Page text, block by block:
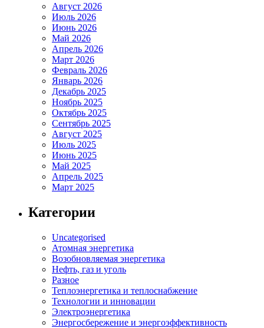
Август 2026
Июль 2026
Июнь 2026
Май 2026
Апрель 2026
Март 2026
Февраль 2026
Январь 2026
Декабрь 2025
Ноябрь 2025
Октябрь 2025
Сентябрь 2025
Август 2025
Июль 2025
Июнь 2025
Май 2025
Апрель 2025
Март 2025
Категории
Uncategorised
Атомная энергетика
Возобновляемая энергетика
Нефть, газ и уголь
Разное
Теплоэнергетика и теплоснабжение
Технологии и инновации
Электроэнергетика
Энергосбережение и энергоэффективность